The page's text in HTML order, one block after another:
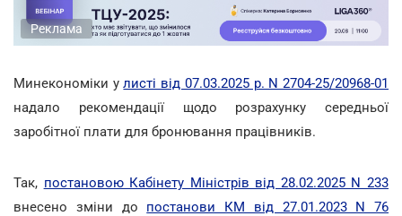
Реклама
Минекономіки улисті від 07.03.2025 р. N 2704-25/20968-01
надало рекомендації щодо розрахунку середньої
заробітної плати для бронювання працівників.
Так, постановою Кабінету Міністрів від 28.02.2025 N 233
внесено зміни до постанови КМ від 27.01.2023 N 76